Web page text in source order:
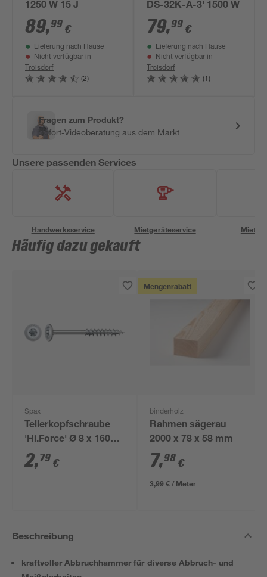
1250 W 15 J
89,99 €
Lieferung nach Hause
Nicht verfügbar in
Troisdorf
(2)
DS-32K-A-3' 1500 W
79,99 €
Lieferung nach Hause
Nicht verfügbar in
Troisdorf
(1)
Fragen zum Produkt?
Sofort-Videoberatung aus dem Markt
Unsere passenden Services
Handwerksservice Mietgeräteservice
Häufig dazu gekauft
Spax
Tellerkopfschraube
'Hi.Force' Ø 8 x 160
mm
2,79 €
Mengenrabatt
binderholz
Rahmen sägerau
2000 x 78 x 58 mm
7,98 €
3,99 € / Meter
Beschreibung
kraftvoller Abbruchhammer für diverse Abbruch- und